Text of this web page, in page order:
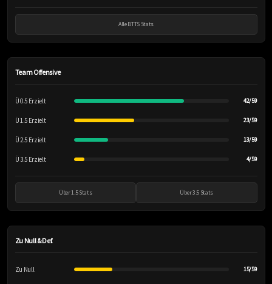
Alle BTTS Stats
Team Offensive
Ü 0.5 Erzielt 42/59
Ü 1.5 Erzielt 23/59
Ü 2.5 Erzielt 13/59
Ü 3.5 Erzielt 4/59
Über 1.5 Stats Über 3.5 Stats
Zu Null & Def.
Zu Null 15/59